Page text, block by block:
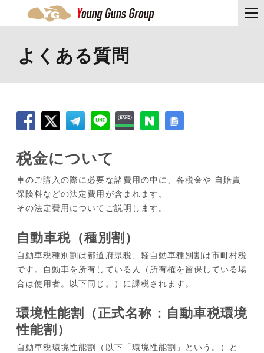
よくある質問
税金について
車のご購入の際に必要な諸費用の中に、各税金や 自賠責
保険料などの法定費用が含まれます。
その法定費用についてご説明します。
自動車税（種別割）
自動車税種別割は都道府県税、軽自動車種別割は市町村税
です。自動車を所有している人（所有権を留保している場
合は使用者。以下同じ。）に課税されます。
環境性能割（正式名称：自動車税環境
性能割）
自動車税環境性能割（以下「環境性能割」という。）と